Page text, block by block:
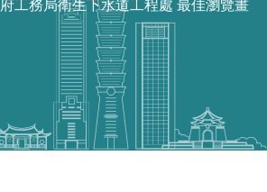
工務局衛生下水道工程處 最佳瀏覽畫